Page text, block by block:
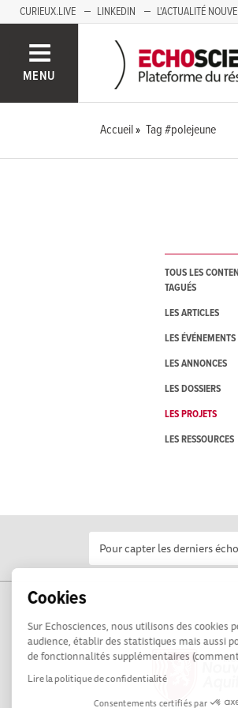
Cookies
Sur Echosciences, nous utilisons des cookies
audience, établir des statistiques mais aussi
de fonctionnalités supplémentaires
Lire la politique de confidentialité
Consentements certifiés par
CURIEUX.LIVE LINKEDIN L'ACTUALITÉ
MENU
Accueil Tag #polejeune
TOUS LES
TAGUÉS
LES ARTICLES
LES ÉVÉNEMENTS
LES ANNONCES
LES DOSSIERS
LES PROJETS
LES RESSOURCES